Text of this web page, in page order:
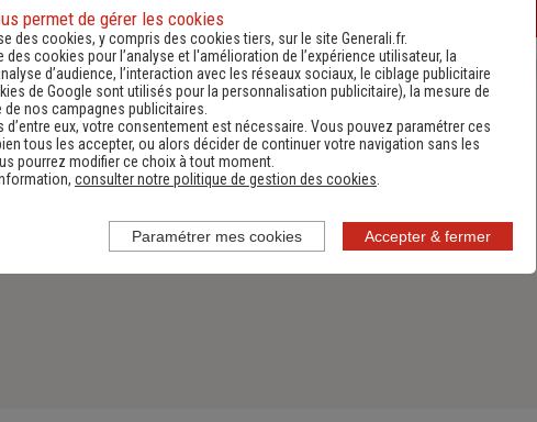
Découvrir
permet de gérer les cookies
des cookies, y compris des cookies tiers, sur le site Generali.fr.
des cookies pour l’analyse et l'amélioration de l’expérience utilisateur, la
d’audience, l’interaction avec les réseaux sociaux, le ciblage publicitaire
de Google sont utilisés pour la personnalisation publicitaire), la mesure de
nos campagnes publicitaires.
d’entre eux, votre consentement est nécessaire. Vous pouvez paramétrer ces
tous les accepter, ou alors décider de continuer votre navigation sans les
pourrez modifier ce choix à tout moment.
consulter notre politique de gestion des cookies
Accepter & fermer
Paramétrer mes cookies